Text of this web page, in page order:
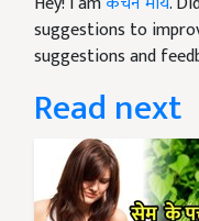
suggestions to
suggestions and
Read next